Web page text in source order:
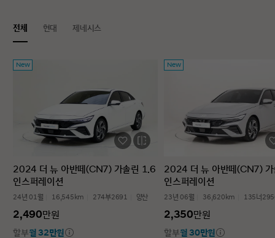
전체 현대 제네시스
New
2024 더 뉴 아반떼(CN7) 가솔린 1.6
인스퍼레이션
24년 01월 16,545km 274부2691 양산
2,490만원
할부월 32만원
New
2024 더 뉴 아반떼(CN7)
인스퍼레이션
23년 06월 36,620km 135너
2,350만원
할부월 30만원